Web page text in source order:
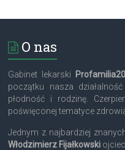
O nas
Gabinet lekarski
początku nasza
płodność i rodzinę.
poświęconej tematyce
Jednym z najbardziej
Włodzimierz Fijałkowski